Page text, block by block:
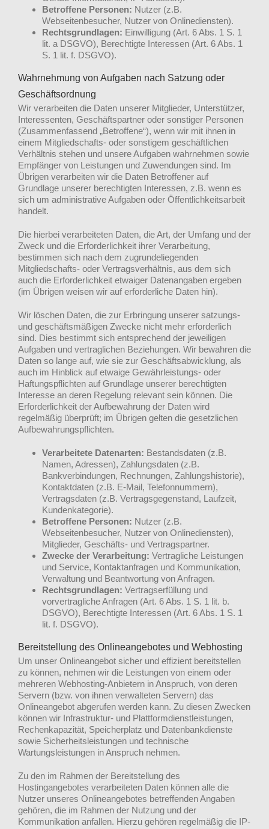
Betroffene Personen: Nutzer (z.B.
Webseitenbesucher, Nutzer von Onlinediensten).
Rechtsgrundlagen: Einwilligung (Art. 6 Abs. 1 S. 1
lit. a DSGVO), Berechtigte Interessen (Art. 6 Abs. 1
S. 1 lit. f. DSGVO).
Wahrnehmung von Aufgaben nach Satzung oder
Geschäftsordnung
Wir verarbeiten die Daten unserer Mitglieder, Unterstützer,
Interessenten, Geschäftspartner oder sonstiger Personen
(Zusammenfassend „Betroffene“), wenn wir mit ihnen in
einem Mitgliedschafts- oder sonstigem geschäftlichen
Verhältnis stehen und unsere Aufgaben wahrnehmen sowie
Empfänger von Leistungen und Zuwendungen sind. Im
Übrigen verarbeiten wir die Daten Betroffener auf
Grundlage unserer berechtigten Interessen, z.B. wenn es
sich um administrative Aufgaben oder Öffentlichkeitsarbeit
handelt.
Die hierbei verarbeiteten Daten, die Art, der Umfang und der
Zweck und die Erforderlichkeit ihrer Verarbeitung,
bestimmen sich nach dem zugrundeliegenden
Mitgliedschafts- oder Vertragsverhältnis, aus dem sich
auch die Erforderlichkeit etwaiger Datenangaben ergeben
(im Übrigen weisen wir auf erforderliche Daten hin).
Wir löschen Daten, die zur Erbringung unserer satzungs-
und geschäftsmäßigen Zwecke nicht mehr erforderlich
sind. Dies bestimmt sich entsprechend der jeweiligen
Aufgaben und vertraglichen Beziehungen. Wir bewahren die
Daten so lange auf, wie sie zur Geschäftsabwicklung, als
auch im Hinblick auf etwaige Gewährleistungs- oder
Haftungspflichten auf Grundlage unserer berechtigten
Interesse an deren Regelung relevant sein können. Die
Erforderlichkeit der Aufbewahrung der Daten wird
regelmäßig überprüft; im Übrigen gelten die gesetzlichen
Aufbewahrungspflichten.
Verarbeitete Datenarten: Bestandsdaten (z.B.
Namen, Adressen), Zahlungsdaten (z.B.
Bankverbindungen, Rechnungen, Zahlungshistorie),
Kontaktdaten (z.B. E-Mail, Telefonnummern),
Vertragsdaten (z.B. Vertragsgegenstand, Laufzeit,
Kundenkategorie).
Betroffene Personen: Nutzer (z.B.
Webseitenbesucher, Nutzer von Onlinediensten),
Mitglieder, Geschäfts- und Vertragspartner.
Zwecke der Verarbeitung: Vertragliche Leistungen
und Service, Kontaktanfragen und Kommunikation,
Verwaltung und Beantwortung von Anfragen.
Rechtsgrundlagen: Vertragserfüllung und
vorvertragliche Anfragen (Art. 6 Abs. 1 S. 1 lit. b.
DSGVO), Berechtigte Interessen (Art. 6 Abs. 1 S. 1
lit. f. DSGVO).
Bereitstellung des Onlineangebotes und Webhosting
Um unser Onlineangebot sicher und effizient bereitstellen
zu können, nehmen wir die Leistungen von einem oder
mehreren Webhosting-Anbietern in Anspruch, von deren
Servern (bzw. von ihnen verwalteten Servern) das
Onlineangebot abgerufen werden kann. Zu diesen Zwecken
können wir Infrastruktur- und Plattformdienstleistungen,
Rechenkapazität, Speicherplatz und Datenbankdienste
sowie Sicherheitsleistungen und technische
Wartungsleistungen in Anspruch nehmen.
Zu den im Rahmen der Bereitstellung des
Hostingangebotes verarbeiteten Daten können alle die
Nutzer unseres Onlineangebotes betreffenden Angaben
gehören, die im Rahmen der Nutzung und der
Kommunikation anfallen. Hierzu gehören regelmäßig die IP-